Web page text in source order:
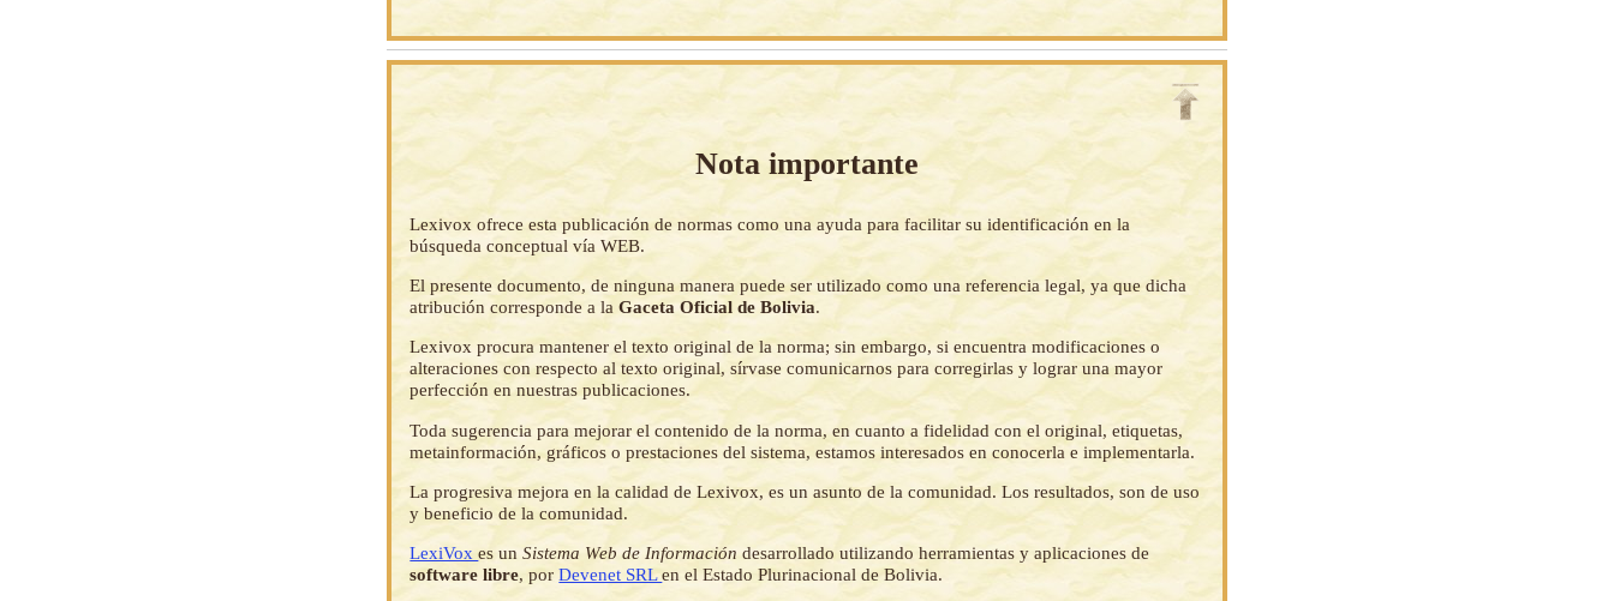
Nota importante
Lexivox ofrece esta publicación de normas como una ayuda para facilitar su identificación en la
búsqueda conceptual vía WEB.
El presente documento, de ninguna manera puede ser utilizado como una referencia legal, ya que dicha
atribución corresponde a laGaceta Oficial de Bolivia.
Lexivox procura mantener el texto original de la norma; sin embargo, si encuentra modificaciones o
alteraciones con respecto al texto original, sírvase comunicarnos para corregirlas y lograr una mayor
perfección en nuestras publicaciones.
Toda sugerencia para mejorar el contenido de la norma, en cuanto a fidelidad con el original, etiquetas,
metainformación, gráficos o prestaciones del sistema, estamos interesados en conocerla e implementarla.
La progresiva mejora en la calidad de Lexivox, es un asunto de la comunidad. Los resultados, son de uso
y beneficio de la comunidad.
LexiVoxes unSistema Web de Información desarrollado utilizando herramientas y aplicaciones de
software libre, porDevenet SRLen el Estado Plurinacional de Bolivia.